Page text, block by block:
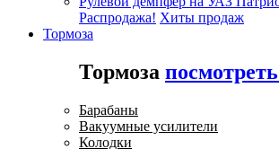
Распродажа! Хиты продаж
Тормоза
Тормоза
Барабаны
Вакуумные усилители
Колодки